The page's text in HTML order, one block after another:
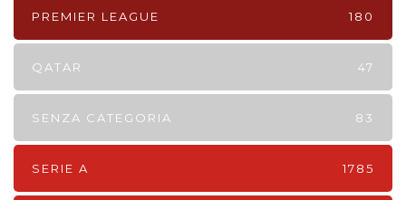
PREMIER LEAGUE 180
QATAR 47
SENZA CATEGORIA 83
SERIE A 1785